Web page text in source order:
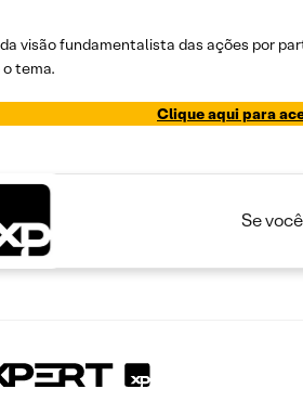
visão fundamentalista das ações por
tema.
Clique aqui para
Se